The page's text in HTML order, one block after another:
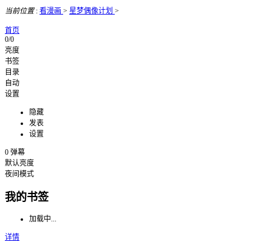
当前位置: 看漫画 > 星梦偶像计划 >
首页
0/0
亮度
书签
目录
自动
设置
隐藏
发表
设置
0 弹幕
默认亮度
夜间模式
我的书签
加载中...
详情